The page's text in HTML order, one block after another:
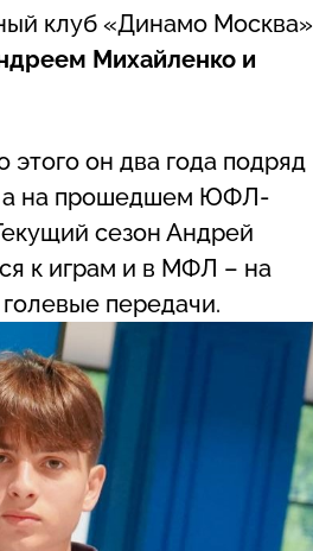
клуб «Динамо Москва»
Михайленко и
он два года подряд
а на прошедшем ЮФЛ-
сезон Андрей
к играм и в МФЛ – на
передачи.